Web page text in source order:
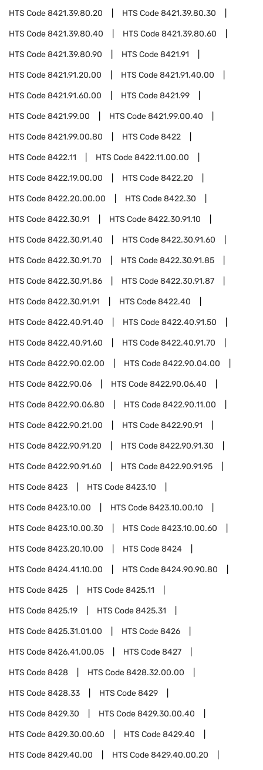
HTS Code8421.39.80.20 HTS Code8421.39.80.30
HTS Code8421.39.80.40 HTS Code8421.39.80.60
HTS Code8421.39.80.90 HTS Code8421.91
HTS Code8421.91.20.00 HTS Code8421.91.40.00
HTS Code8421.91.60.00 HTS Code8421.99
HTS Code8421.99.00 HTS Code8421.99.00.40
HTS Code8421.99.00.80 HTS Code8422
HTS Code8422.11 HTS Code8422.11.00.00
HTS Code8422.19.00.00 HTS Code8422.20
HTS Code8422.20.00.00 HTS Code8422.30
HTS Code8422.30.91 HTS Code8422.30.91.10
HTS Code8422.30.91.40 HTS Code8422.30.91.60
HTS Code8422.30.91.70 HTS Code8422.30.91.85
HTS Code8422.30.91.86 HTS Code8422.30.91.87
HTS Code8422.30.91.91 HTS Code8422.40
HTS Code8422.40.91.40 HTS Code8422.40.91.50
HTS Code8422.40.91.60 HTS Code8422.40.91.70
HTS Code8422.90.02.00 HTS Code8422.90.04.00
HTS Code8422.90.06 HTS Code8422.90.06.40
HTS Code8422.90.06.80 HTS Code8422.90.11.00
HTS Code8422.90.21.00 HTS Code8422.90.91
HTS Code8422.90.91.20 HTS Code8422.90.91.30
HTS Code8422.90.91.60 HTS Code8422.90.91.95
HTS Code8423 HTS Code8423.10
HTS Code8423.10.00 HTS Code8423.10.00.10
HTS Code8423.10.00.30 HTS Code8423.10.00.60
HTS Code8423.20.10.00 HTS Code8424
HTS Code8424.41.10.00 HTS Code8424.90.90.80
HTS Code8425 HTS Code8425.11
HTS Code8425.19 HTS Code8425.31
HTS Code8425.31.01.00 HTS Code8426
HTS Code8426.41.00.05 HTS Code8427
HTS Code8428 HTS Code8428.32.00.00
HTS Code8428.33 HTS Code8429
HTS Code8429.30 HTS Code8429.30.00.40
HTS Code8429.30.00.60 HTS Code8429.40
HTS Code8429.40.00 HTS Code8429.40.00.20